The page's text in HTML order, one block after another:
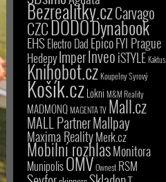
Bezrealitky.czCarvago
CZCDODODynabook
EHSElectro Dad EpicoFYI Prague
HedepyImperInveoiSTYLEKaktus
Knihobot.czKoupelny Syrový
Košík.czLokni M&M Reality
MADMONQMAGENTA TV Mall.cz
MALL PartnerMallpay
Maxima RealityMerk.cz
Mobilní rozhlasMonitora
MunipolisOMVOwnest RSM